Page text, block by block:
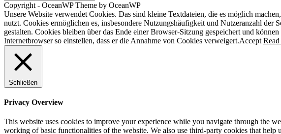
Copyright - OceanWP Theme by OceanWP
Unsere Website verwendet Cookies. Das sind kleine Textdateien, die es möglich
nutzt. Cookies ermöglichen es, insbesondere Nutzungshäufigkeit und Nutzeranzahl der
gestalten. Cookies bleiben über das Ende einer Browser-Sitzung gespeichert und
Internetbrowser so einstellen, dass er die Annahme von Cookies verweigert.Accept
Schließen
Privacy Overview
This website uses cookies to improve your experience while you navigate through the
working of basic functionalities of the website. We also use third-party cookies that